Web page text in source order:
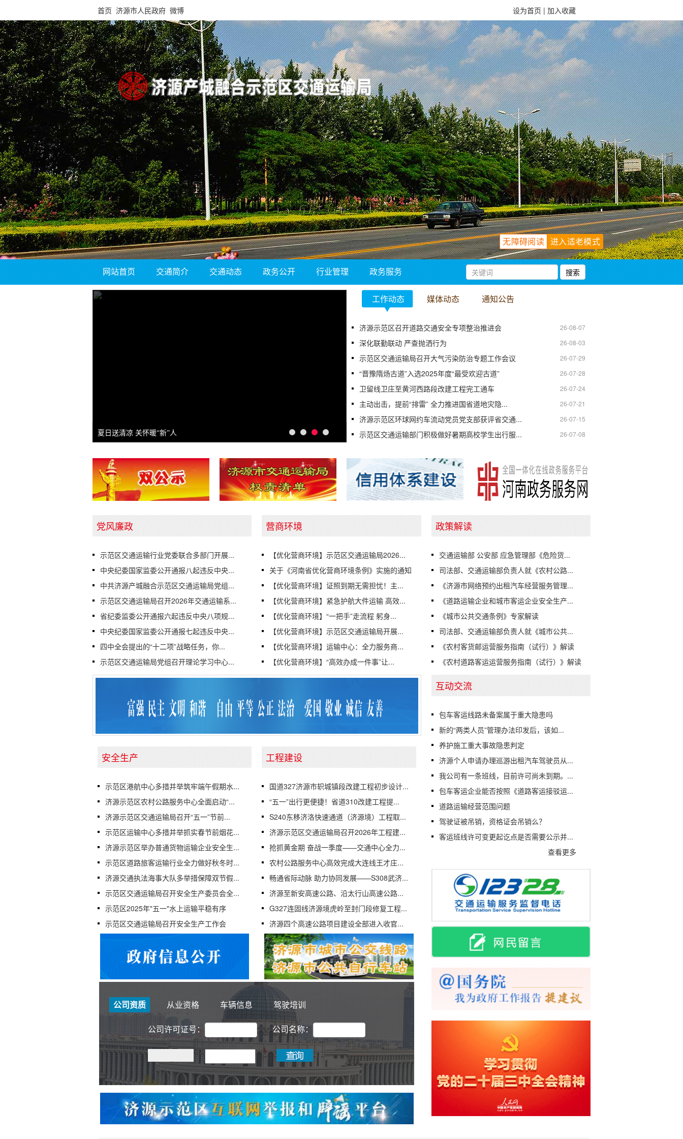
首页 济源市人民政府 微博 设为首页 | 加入收藏
进入适老模式
无障碍阅读
网站首页 交通简介 交通动态 政务公开 行业管理 政务服务
夏日送清凉 关怀暖“新”人
工作动态 媒体动态 通知公告
26-08-07
济源示范区召开道路交通安全专项整治推进会
26-08-03
深化联勤联动 严查抛洒行为
26-07-29
示范区交通运输局召开大气污染防治专题工作会议
26-07-28
“晋豫隋炀古道”入选2025年度“最受欢迎古道”
26-07-24
卫留线卫庄至黄河西路段改建工程完工通车
26-07-21
主动出击，提前“排雷” 全力推进国省道地灾隐...
26-07-15
济源示范区环球网约车流动党员党支部获评省交通...
26-07-08
示范区交通运输部门积极做好暑期高校学生出行服...
党风廉政
示范区交通运输行业党委联合多部门开展...
中央纪委国家监委公开通报八起违反中央...
中共济源产城融合示范区交通运输局党组...
示范区交通运输局召开2026年交通运输系...
省纪委监委公开通报六起违反中央八项规...
中央纪委国家监委公开通报七起违反中央...
四中全会提出的“十二项”战略任务，你...
示范区交通运输局党组召开理论学习中心...
营商环境
【优化营商环境】示范区交通运输局2026...
关于《河南省优化营商环境条例》实施的通知
【优化营商环境】证照到期无需担忧！主...
【优化营商环境】紧急护航大件运输 高效...
【优化营商环境】“一把手”走流程 躬身...
【优化营商环境】示范区交通运输局开展...
【优化营商环境】运输中心：全力服务商...
【优化营商环境】“高效办成一件事”让...
政策解读
交通运输部 公安部 应急管理部《危险货...
司法部、交通运输部负责人就《农村公路...
《济源市网络预约出租汽车经营服务管理...
《道路运输企业和城市客运企业安全生产...
《城市公共交通条例》专家解读
司法部、交通运输部负责人就《城市公共...
《农村客货邮运营服务指南（试行）》解读
《农村道路客运运营服务指南（试行）》解读
安全生产
示范区港航中心多措并举筑牢端午假期水...
济源示范区农村公路服务中心全面启动“...
济源示范区交通运输局召开“五一”节前...
示范区运输中心多措并举抓实春节前烟花...
济源示范区举办普通货物运输企业安全生...
示范区道路旅客运输行业全力做好秋冬时...
济源交通执法海事大队多举措保障双节假...
示范区交通运输局召开安全生产委员会全...
示范区2025年"五一"水上运输平稳有序
示范区交通运输局召开安全生产工作会
工程建设
国道327济源市轵城镇段改建工程初步设计...
“五一”出行更便捷！省道310改建工程提...
S240东移济洛快速通道（济源境）工程取...
济源示范区交通运输局召开2026年工程建...
抢抓黄金期 奋战一季度——交通中心全力...
农村公路服务中心高效完成大连线王才庄...
畅通省际动脉 助力协同发展——S308武济...
济源至新安高速公路、沿太行山高速公路...
G327连固线济源境虎岭至封门段修复工程...
济源四个高速公路项目建设全部进入收官...
公司资质 从业资格 车辆信息 驾驶培训
公司许可证号： 公司名称：
互动交流
包车客运线路未备案属于重大隐患吗
新的“两类人员”管理办法印发后，该如...
养护施工重大事故隐患判定
济源个人申请办理巡游出租汽车驾驶员从...
我公司有一条班线，目前许可尚未到期。...
包车客运企业能否按照《道路客运接驳运...
道路运输经营范围问题
驾驶证被吊销，资格证会吊销么？
客运班线许可变更起讫点是否需要公示并...
查看更多